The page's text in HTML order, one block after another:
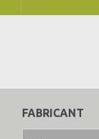
FABRICANT